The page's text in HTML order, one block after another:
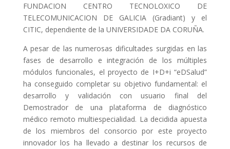
FUNDACION CENTRO TECNOLOXICO DE
TELECOMUNICACION DE GALICIA (Gradiant) y el
CITIC, dependiente de la UNIVERSIDADE DA CORUÑA.
A pesar de las numerosas dificultades surgidas en las
fases de desarrollo e integración de los múltiples
módulos funcionales, el proyecto de I+D+i “eDSalud”
ha conseguido completar su objetivo fundamental: el
desarrollo y validación con usuario final del
Demostrador de una plataforma de diagnóstico
médico remoto multiespecialidad. La decidida apuesta
de los miembros del consorcio por este proyecto
innovador los ha llevado a destinar los recursos de